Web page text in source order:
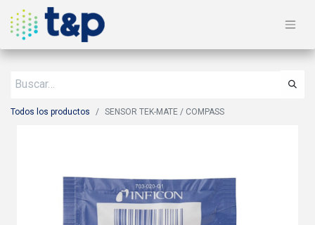
Todos los productos SENSOR TEK-MATE / COMPASS